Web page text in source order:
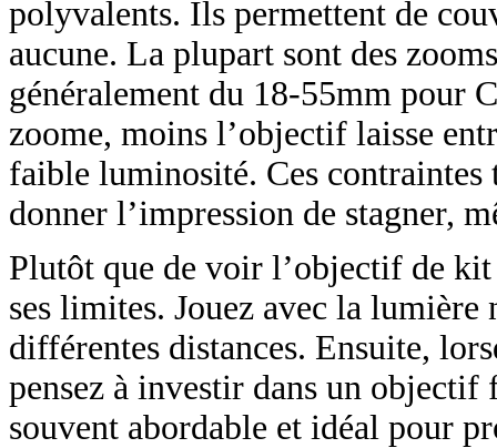
polyvalents. Ils permettent de
aucune. La plupart sont des
généralement du 18-55mm pour
zoome, moins l’objectif laisse
faible luminosité. Ces
donner l’impression de stagner,
Plutôt que de voir l’objectif de
ses limites. Jouez avec la
différentes distances. Ensuite,
pensez à investir dans un
souvent abordable et idéal pour